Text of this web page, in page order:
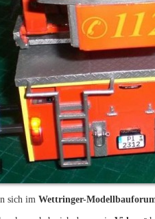
sich imWettringer-